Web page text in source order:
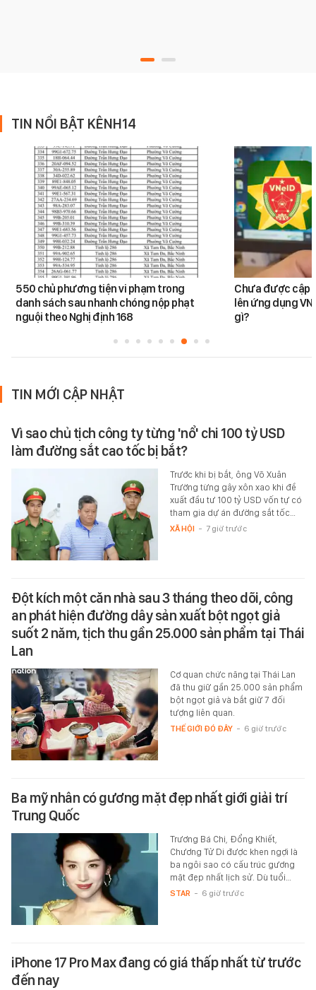
TIN NỔI BẬT KÊNH14
550 chủ phương tiện vi phạm trong
danh sách sau nhanh chóng nộp phạt
nguội theo Nghị định 168
Chưa được cập
lên ứng dụng
gì?
TIN MỚI CẬP NHẬT
Vì sao chủ tịch công ty từng 'nổ' chi 100 tỷ USD
làm đường sắt cao tốc bị bắt?
Trước khi bị bắt, ông Võ Xuân
Trường từng gây xôn xao khi đề
xuất đầu tư 100 tỷ USD vốn tự có
tham gia dự án đường sắt tốc…
XÃ HỘI - 7 giờ trước
Đột kích một căn nhà sau 3 tháng theo dõi, công
an phát hiện đường dây sản xuất bột ngọt giả
suốt 2 năm, tịch thu gần 25.000 sản phẩm tại Thái
Lan
Cơ quan chức năng tại Thái Lan
đã thu giữ gần 25.000 sản phẩm
bột ngọt giả và bắt giữ 7 đối
tượng liên quan.
THẾ GIỚI ĐÓ ĐÂY - 6 giờ trước
Ba mỹ nhân có gương mặt đẹp nhất giới giải trí
Trung Quốc
Trương Bá Chi, Đổng Khiết,
Chương Tử Di được khen ngợi là
ba ngôi sao có cấu trúc gương
mặt đẹp nhất lịch sử. Dù tuổi…
STAR - 6 giờ trước
iPhone 17 Pro Max đang có giá thấp nhất từ trước
đến nay